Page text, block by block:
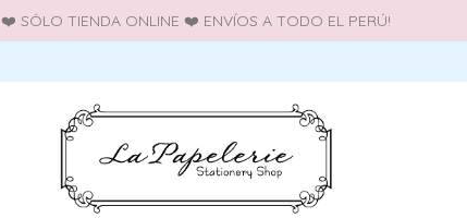
❤️ SÓLO TIENDA ONLINE ❤️ ENVÍOS A TODO EL PERÚ!